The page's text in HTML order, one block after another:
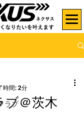
ラブ＠茨木
時間: 2分